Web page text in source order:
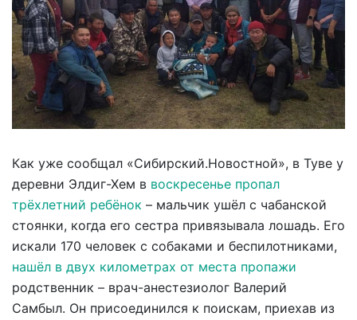
Как уже сообщал «Сибирский.Новостной», в Туве у
деревни Элдиг-Хем в воскресенье пропал
трёхлетний ребёнок – мальчик ушёл с чабанской
стоянки, когда его сестра привязывала лошадь. Его
искали 170 человек с собаками и беспилотниками,
нашёл в двух километрах от места пропажи
родственник – врач-анестезиолог Валерий
Самбыл. Он присоединился к поискам, приехав из